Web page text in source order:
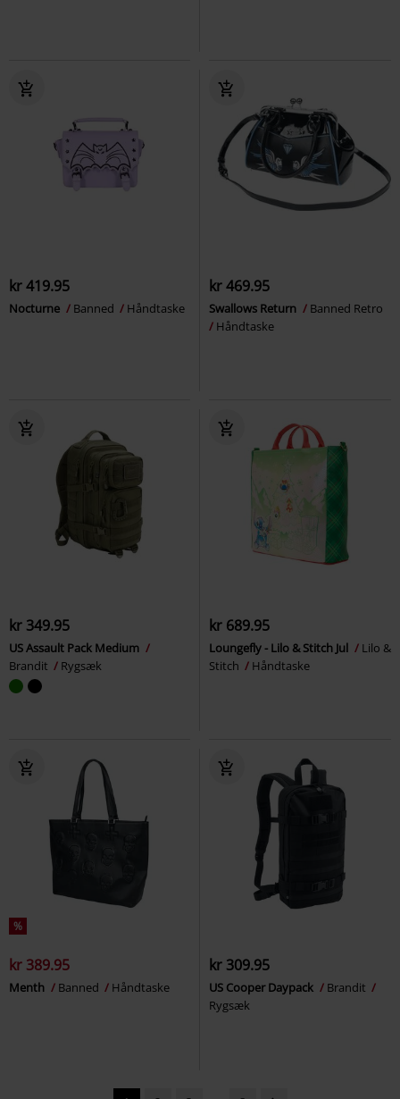
kr 419.95
Nocturne Banned Håndtaske
kr 469.95
Swallows Return
Banned Retro
Håndtaske
kr 349.95
US Assault Pack Medium
Brandit
Rygsæk
kr 689.95
Loungefly - Lilo & Stitch Jul
Lilo &
Stitch
Håndtaske
%
kr 389.95
Menth Banned Håndtaske
kr 309.95
US Cooper Daypack
Brandit
Rygsæk